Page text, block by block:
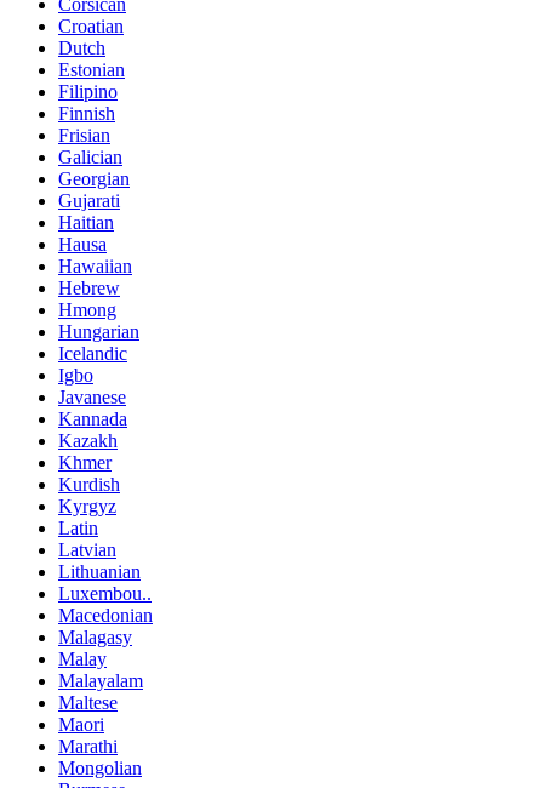
Croatian
Dutch
Estonian
Filipino
Finnish
Frisian
Galician
Georgian
Gujarati
Haitian
Hausa
Hawaiian
Hebrew
Hmong
Hungarian
Icelandic
Igbo
Javanese
Kannada
Kazakh
Khmer
Kurdish
Kyrgyz
Latin
Latvian
Lithuanian
Luxembou..
Macedonian
Malagasy
Malay
Malayalam
Maltese
Maori
Marathi
Mongolian